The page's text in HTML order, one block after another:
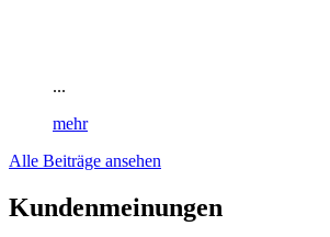
...
mehr
Alle Beiträge ansehen
Kundenmeinungen